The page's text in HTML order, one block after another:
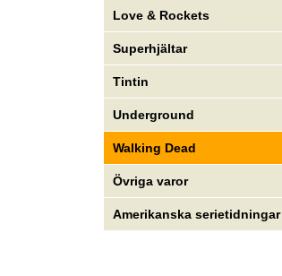
Love & Rockets
Superhjältar
Tintin
Underground
Walking Dead
Övriga varor
Amerikanska serietidningar